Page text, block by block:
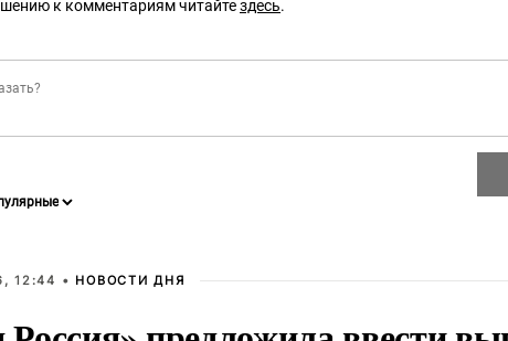
к комментариям читайтездесь.
12:44 • НОВОСТИ ДНЯ